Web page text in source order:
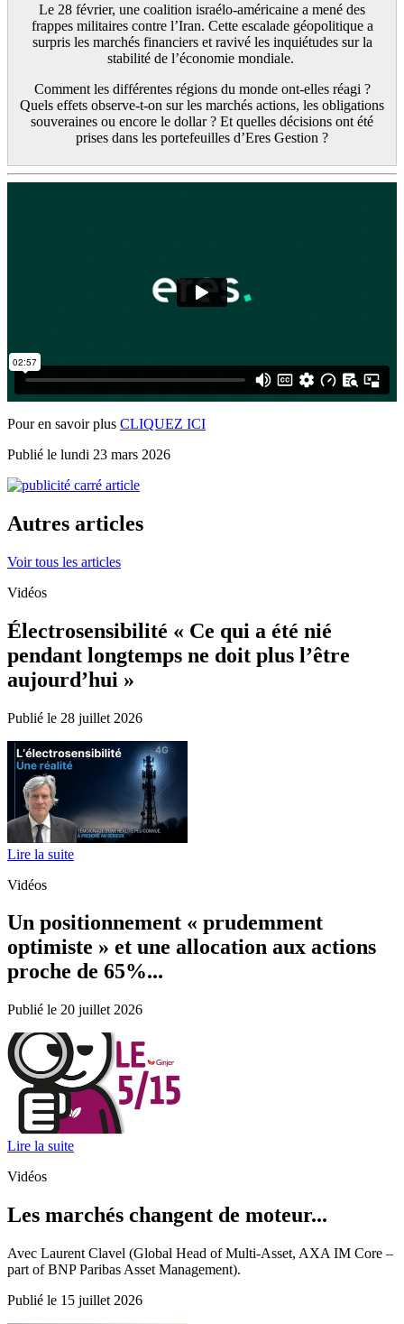
Le 28 février, une coalition israélo-américaine a mené des
frappes militaires contre l’Iran. Cette escalade géopolitique a
surpris les marchés financiers et ravivé les inquiétudes sur la
stabilité de l’économie mondiale.
Comment les différentes régions du monde ont-elles réagi ?
Quels effets observe-t-on sur les marchés actions, les obligations
souveraines ou encore le dollar ? Et quelles décisions ont été
prises dans les portefeuilles d’Eres Gestion ?
Pour en savoir plus CLIQUEZ ICI
Publié le lundi 23 mars 2026
Autres articles
Voir tous les articles
Vidéos
Électrosensibilité « Ce qui a été nié
pendant longtemps ne doit plus l’être
aujourd’hui »
Publié le 28 juillet 2026
Lire la suite
Vidéos
Un positionnement « prudemment
optimiste » et une allocation aux actions
proche de 65%...
Publié le 20 juillet 2026
Lire la suite
Vidéos
Les marchés changent de moteur...
Avec Laurent Clavel (Global Head of Multi-Asset, AXA IM Core –
part of BNP Paribas Asset Management).
Publié le 15 juillet 2026